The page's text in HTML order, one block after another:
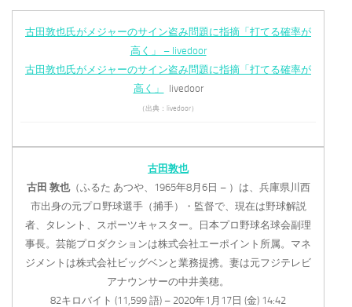
古田敦也氏がメジャーのサイン盗み問題に指摘「打てる確率が
高く」 – livedoor
古田敦也氏がメジャーのサイン盗み問題に指摘「打てる確率が
高く」
livedoor
（出典：livedoor）
古田敦也
古田 敦也（ふるた あつや、1965年8月6日 – ）は、兵庫県川西
市出身の元プロ野球選手（捕手）・監督で、現在は野球解説
者、タレント、スポーツキャスター。日本プロ野球名球会副理
事長。芸能プロダクションは株式会社エーポイント所属。マネ
ジメントは株式会社ビッグベンと業務提携。妻は元フジテレビ
アナウンサーの中井美穂。
82キロバイト (11,599 語) – 2020年1月17日 (金) 14:42